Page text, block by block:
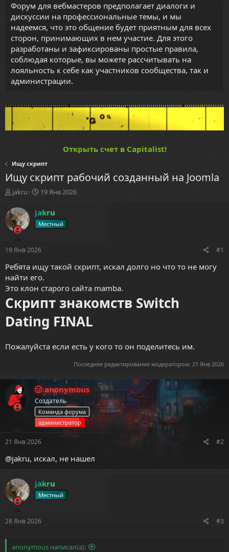
Форум для вебмастеров предполагает диалоги и
дискуссии на профессиональные темы, и мы
надеемся, что это общение будет приятным для всех
сторон, принимающих в нем участие. Для этого
разработаны и зафиксированы простые правила,
соблюдая которые, вы можете рассчитывать на
лояльность к себе как участников сообщества, так и
администрации.
Открыть счет в Capitalist!
Ищу скрипт
Ищу скрипт рабочий созданный на Joomla
А
т
о
р
е
ы
jakru
Д
т
а
н
ч
л
а
19 Янв 2026
jakru
Местный
19 Янв 2026 #1
Ребята ищу такой скрипт, искал долго но что то не могу
найти его.
Это клон старого сайта mamba.
Скрипт знакомств Switch
Dating FINAL
Пожалуйста если есть у кого то он поделитесь им.
Последнее редактирование модератором: 21 Янв 2026
anonymous
Создатель
Команда форума
администратор
21 Янв 2026 #2
@jakru, искал, не нашел
jakru
Местный
28 Янв 2026 #3
anonymous написал(а):